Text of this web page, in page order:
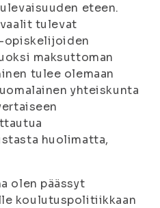
eteen.
tulevat
opiskelijoiden
maksuttoman
tulee olemaan
yhteiskunta
huolimatta,
olen päässyt
koulutuspolitiikkaan